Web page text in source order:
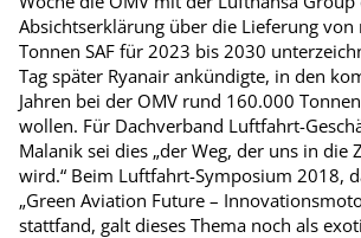
Absichtserklärung über die Lieferung
Tonnen SAF für 2023 bis 2030
Tag später Ryanair ankündigte, in den
Jahren bei der OMV rund 160.000
wollen. Für Dachverband Luftfahrt-
Malanik sei dies „der Weg, der uns in die
wird.“ Beim Luftfahrt-Symposium 2018,
„Green Aviation Future –
stattfand, galt dieses Thema noch als